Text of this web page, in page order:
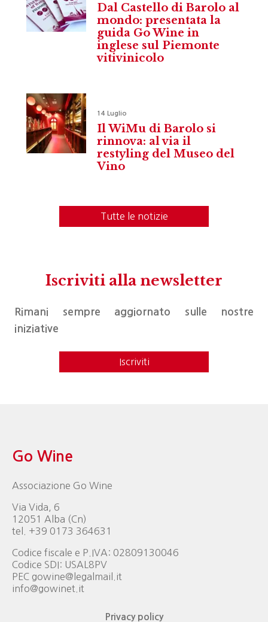
Dal Castello di Barolo al
mondo: presentata la
guida Go Wine in
inglese sul Piemonte
vitivinicolo
14 Luglio
Il WiMu di Barolo si
rinnova: al via il
restyling del Museo del
Vino
Tutte le notizie
Iscriviti alla newsletter
Rimani sempre aggiornato sulle nostre
iniziative
Iscriviti
Go Wine
Associazione Go Wine
Via Vida, 6
12051 Alba (Cn)
tel. +39 0173 364631
Codice fiscale e P.IVA: 02809130046
Codice SDI: USAL8PV
PEC gowine@legalmail.it
info@gowinet.it
Privacy policy